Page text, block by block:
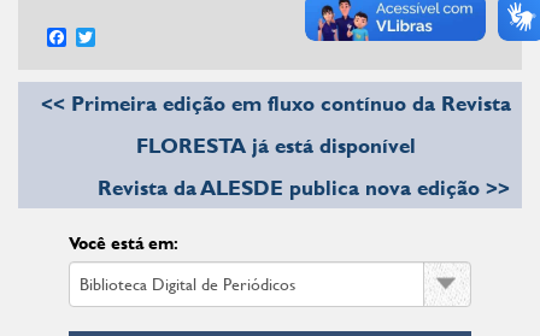
Facebook
<< Primeira edição em fluxo contínuo da Revista
FLORESTA já está disponível
Revista da ALESDE publica nova edição >>
Você está em: